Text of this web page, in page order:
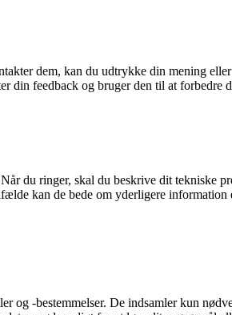
dem, kan du udtrykke din mening
feedback og bruger den til at forbedre
du ringer, skal du beskrive dit tekniske
kan de bede om yderligere information
og -bestemmelser. De indsamler kun